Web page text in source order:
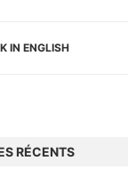
IN ENGLISH
RÉCENTS